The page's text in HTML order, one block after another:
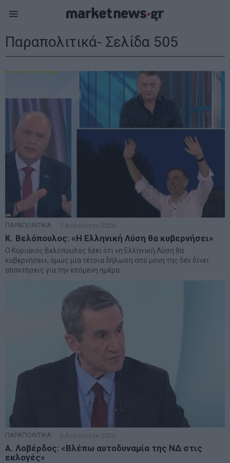
Παραπολιτικά- Σελίδα 505
ΠΑΡΑΠΟΛΙΤΙΚΑ 7 Αυγούστου 2026
Κ. Βελόπουλος: «Η Ελληνική Λύση θα κυβερνήσει»
Ο Κυριάκος Βελόπουλος λέει ότι «η Ελληνική Λύση θα
κυβερνήσει», όμως μια τέτοια δήλωση από μόνη της δεν δίνει
απαντήσεις για την επόμενη ημέρα.
ΠΑΡΑΠΟΛΙΤΙΚΑ 5 Αυγούστου 2026
Α. Λοβέρδος: «Βλέπω αυτοδυναμία της ΝΔ στις
εκλογές»